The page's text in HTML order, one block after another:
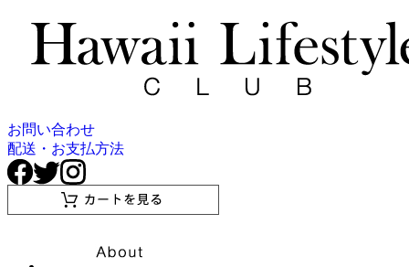
お問い合わせ
配送・お支払方法